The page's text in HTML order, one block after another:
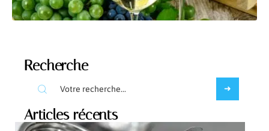
Recherche
Articles récents